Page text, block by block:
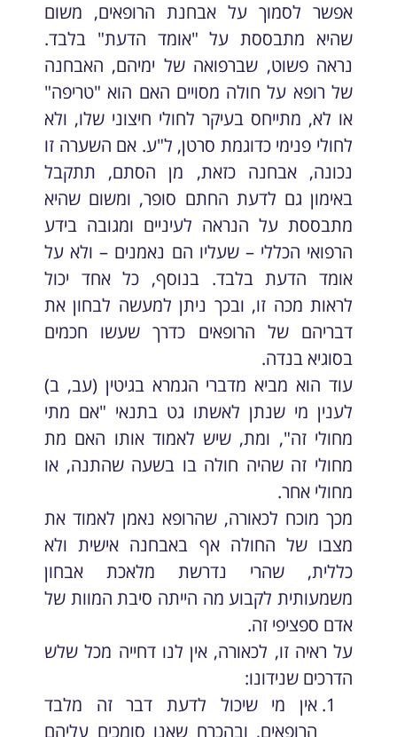
אפשר לסמוך על אבחנת הרופאים, משום
שהיא מתבססת על "אומד הדעת" בלבד.
נראה פשוט, שברפואה של ימיהם, האבחנה
של רופא על חולה מסויים האם הוא "טריפה"
או לא, מתייחס בעיקר לחולי חיצוני שלו, ולא
לחולי פנימי כדוגמת סרטן, ל"ע. אם השערה זו
נכונה, אבחנה כזאת, מן הסתם, תתקבל
באימון גם לדעת החתם סופר, ומשום שהיא
מתבססת על הנראה לעיניים ומגובה בידע
הרפואי הכללי – שעליו הם נאמנים – ולא על
אומד הדעת בלבד. בנוסף, כל אחד יכול
לראות מכה זו, ובכך ניתן למעשה לבחון את
דבריהם של הרופאים כדרך שעשו חכמים
בסוגיא בנדה.
עוד הוא מביא מדברי הגמרא בגיטין (עב, ב)
לענין מי שנתן לאשתו גט בתנאי "אם מתי
מחולי זה", ומת, שיש לאמוד אותו האם מת
מחולי זה שהיה חולה בו בשעה שהתנה, או
מחולי אחר.
מכך מוכח לכאורה, שהרופא נאמן לאמוד את
מצבו של החולה אף באבחנה אישית ולא
כללית, שהרי נדרשת מלאכת אבחון
משמעותית לקבוע מה הייתה סיבת המוות של
אדם ספציפי זה.
על ראיה זו, לכאורה, אין לנו דחייה מכל שלש
הדרכים שנידונו:
אין מי שיכול לדעת דבר זה מלבד
הרופאים, ובהכרח שאנו סומכים עליהם